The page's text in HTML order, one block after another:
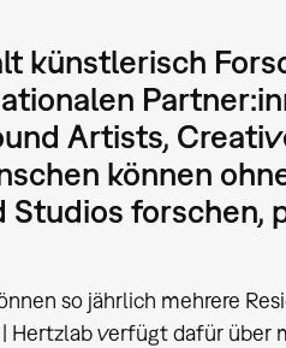
künstlerisch
Artists,
können
forschen,
so jährlich mehrere
Hertzlab verfügt dafür über